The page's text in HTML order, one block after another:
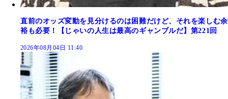
直前のオッズ変動を見分けるのは困難だけど、それを楽しむ余
裕も必要！【じゃいの人生は最高のギャンブルだ】第221回
2026年08月04日 11:40